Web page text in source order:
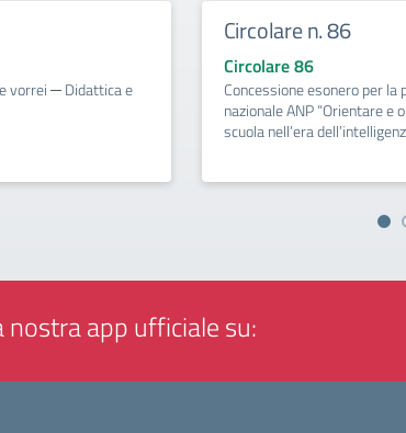
vorrei ─ Didattica e
Circolare n. 86
Circolare 86
Concessione esonero per la
nazionale ANP “Orientare
scuola nell’era
nostra app ufficiale su: